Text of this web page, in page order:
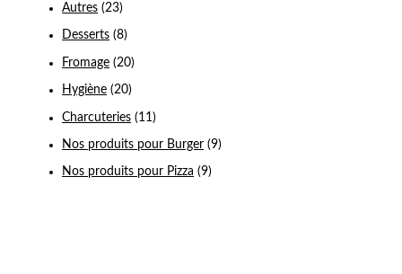
Autres (23)
Desserts (8)
Fromage (20)
Hygiène (20)
Charcuteries (11)
Nos produits pour Burger (9)
Nos produits pour Pizza (9)